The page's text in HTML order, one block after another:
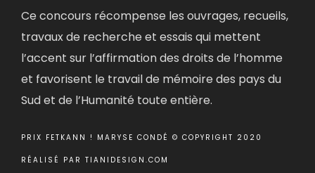
Ce concours récompense les ouvrages, recueils,
travaux de recherche et essais qui mettent
l’accent sur l’affirmation des droits de l’homme
et favorisent le travail de mémoire des pays du
Sud et de l’Humanité toute entière.
PRIX FETKANN ! MARYSE CONDÉ © COPYRIGHT 2020
RÉALISÉ PAR TIANIDESIGN.COM